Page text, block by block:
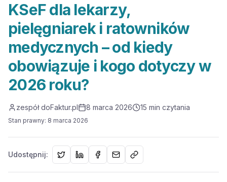
KSeF dla lekarzy,
pielęgniarek i ratowników
medycznych – od kiedy
obowiązuje i kogo dotyczy w
2026 roku?
zespół doFaktur.pl 8 marca 2026 15 min czytania
Stan prawny: 8 marca 2026
Udostępnij: